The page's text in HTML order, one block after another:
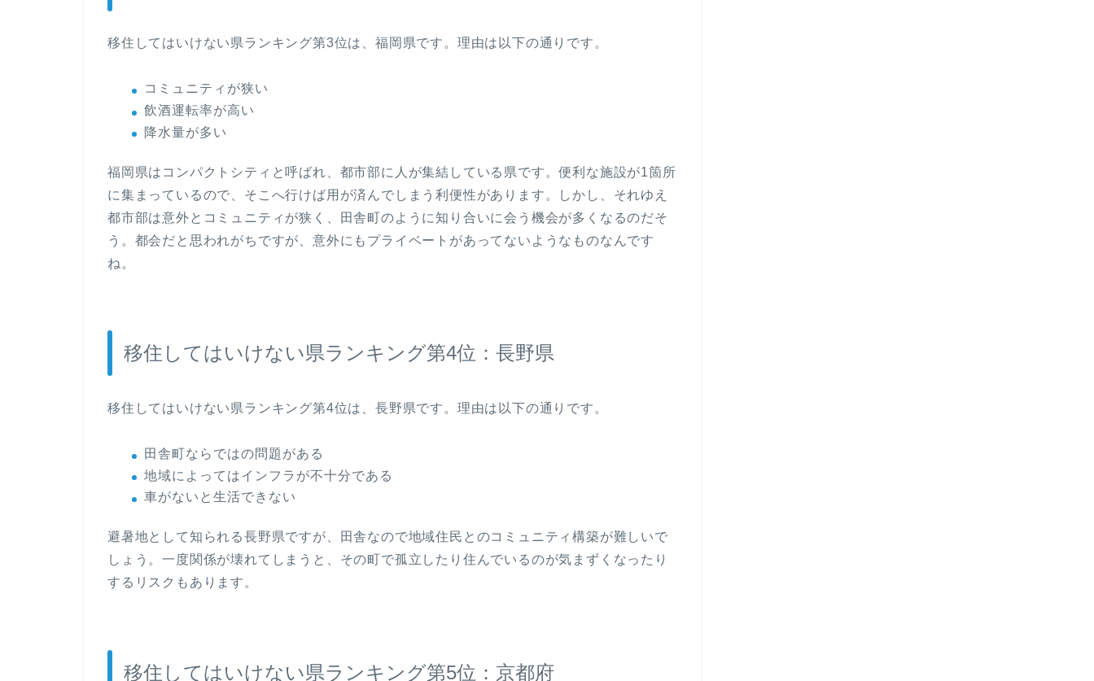
移住してはいけない県ランキング第3位は、福岡県です。理由は以下の通りです。
コミュニティが狭い
飲酒運転率が高い
降水量が多い
福岡県はコンパクトシティと呼ばれ、都市部に人が集結している県です。便利な施設が1箇所
に集まっているので、そこへ行けば用が済んでしまう利便性があります。しかし、それゆえ
都市部は意外とコミュニティが狭く、田舎町のように知り合いに会う機会が多くなるのだそ
う。都会だと思われがちですが、意外にもプライベートがあってないようなものなんです
ね。
移住してはいけない県ランキング第4位：長野県
移住してはいけない県ランキング第4位は、長野県です。理由は以下の通りです。
田舎町ならではの問題がある
地域によってはインフラが不十分である
車がないと生活できない
避暑地として知られる長野県ですが、田舎なので地域住民とのコミュニティ構築が難しいで
しょう。一度関係が壊れてしまうと、その町で孤立したり住んでいるのが気まずくなったり
するリスクもあります。
移住してはいけない県ランキング第5位：京都府